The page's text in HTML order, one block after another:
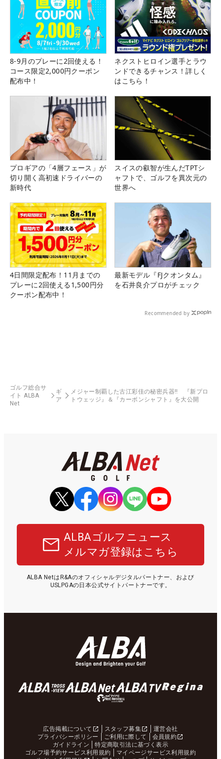
8-9月のプレーに2回使える！
コース限定2,000円クーポン
配布中！
ネクストヒロイン選手とラウ
ンドできるチャンス！詳しく
はこちら！
プロギアの「4層フェース」が
切り開く高初速ドライバーの
新時代
スイスの叡智が生んだTPTシ
ャフトで、ゴルフを異次元の
世界へ
4日間限定配布！11月までの
プレーに2回使える1,500円分
クーポン配布中！
最新モデル『FJクオンタム』
を石井良介プロがチェック
Recommended by
ゴルフ総合サ
イト ALBA
Net
ギ
ア
メジャー制覇した古江彩佳の秘密兵器‼ 『新プロ
トウェッジ』＆『カーボンシャフト』を大公開
ALBAゴルフニュース
メルマガ登録はこちら
ALBA NetはR&Aのオフィシャルデジタルパートナー、および
USLPGAの日本公式サイトパートナーです。
広告掲載について スタッフ募集
運営会社
プライバシーポリシー
ご利用に際して
会員規約
ガイドライン
特定商取引法に基づく表示
ゴルフ場予約サービス利用規約
マイページサービス利用規約